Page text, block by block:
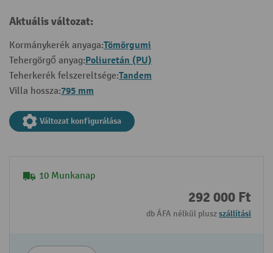
Aktuális változat:
Kormánykerék anyaga:Tömörgumi
Tehergörgő anyag:Poliuretán (PU)
Teherkerék felszereltsége:Tandem
Villa hossza:795 mm
Változat konfigurálása
10 Munkanap
292 000 Ft
db ÁFA nélkül pluszszállítási